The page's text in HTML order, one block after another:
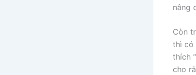
nâng
Còn
thì có
thích
cho